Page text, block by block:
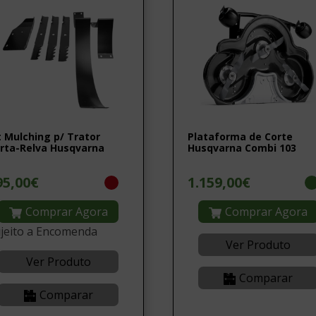
Mulching p/ Trator
Relva Husqvarna
Comprar Agora
a Encomenda
Ver Produto
Comparar
Plataforma de Corte
Husqvarna Combi 103
1.159,00€
Comprar Agora
Ver Produto
Comparar